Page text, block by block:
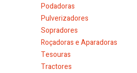
Podadoras
Pulverizadores
Sopradores
Roçadoras e Aparadoras
Tesouras
Tractores